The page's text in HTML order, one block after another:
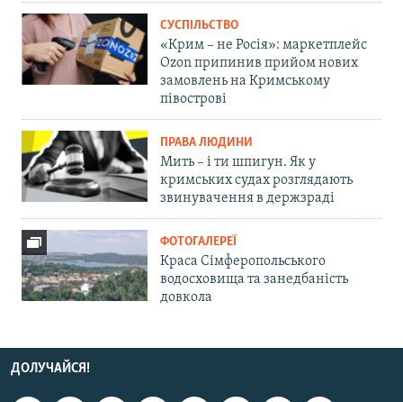
СУСПІЛЬСТВО
«Крим – не Росія»: маркетплейс
Ozon припинив прийом нових
замовлень на Кримському
півострові
ПРАВА ЛЮДИНИ
Мить – і ти шпигун. Як у
кримських судах розглядають
звинувачення в держзраді
ФОТОГАЛЕРЕЇ
Краса Сімферопольського
водосховища та занедбаність
довкола
ДОЛУЧАЙСЯ!